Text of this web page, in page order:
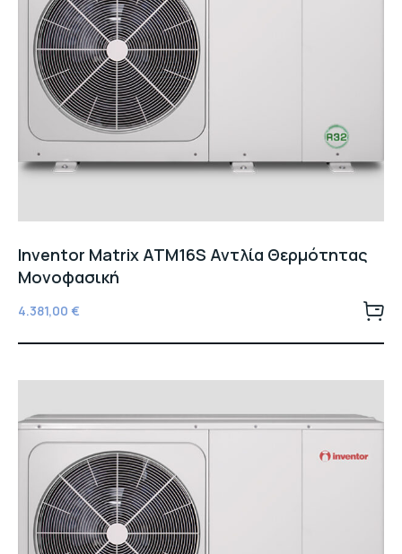
Inventor Matrix ATM16S Αντλία Θερμότητας
Μονοφασική
4.381,00 €